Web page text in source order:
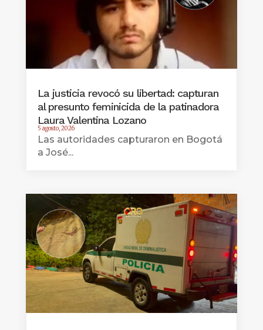
La justicia revocó su libertad: capturan
al presunto feminicida de la patinadora
Laura Valentina Lozano
5 agosto, 2026
Las autoridades capturaron en Bogotá
a José...